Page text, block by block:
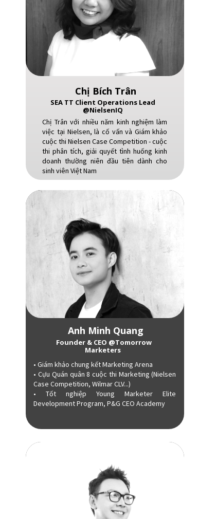
Anh Minh Quang
Founder & CEO @Tomorrow
Marketers
• Giám khảo chung kết Marketing Arena
• Cựu Quán quân 8 cuộc thi Marketing (Nielsen
Case Competition, Wilmar CLV...)
• Tốt nghiệp Young Marketer Elite
Development Program, P&G CEO Academy
Chị Bích Trân
SEA TT Client Operations Lead
@NielsenIQ
Chị Trân với nhiều năm kinh nghiệm làm
việc tại Nielsen, là cố vấn và Giám khảo
cuộc thi Nielsen Case Competition - cuộc
thi phân tích, giải quyết tình huống kinh
doanh thường niên đầu tiên dành cho
sinh viên Việt Nam